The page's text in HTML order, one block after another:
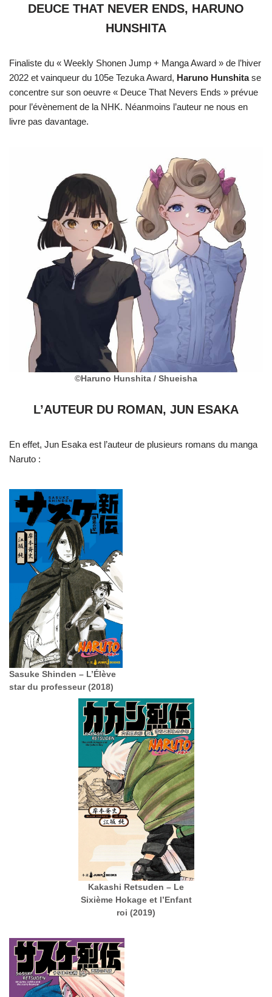
DEUCE THAT NEVER ENDS, HARUNO
HUNSHITA
Finaliste du « Weekly Shonen Jump + Manga Award » de l’hiver
2022 et vainqueur du 105e Tezuka Award, Haruno Hunshitase
concentre sur son oeuvre « Deuce That Nevers Ends » prévue
pour l’évènement de la NHK. Néanmoins l’auteur ne nous en
livre pas davantage.
©︎Haruno Hunshita / Shueisha
L’AUTEUR DU ROMAN, JUN ESAKA
En effet, Jun Esaka est l’auteur de plusieurs romans du manga
Naruto :
Sasuke Shinden – L’Élève
star du professeur (2018)
Kakashi Retsuden – Le
Sixième Hokage et l’Enfant
roi (2019)